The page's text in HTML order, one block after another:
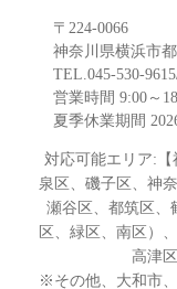
〒224-0066
神奈川県横浜市
TEL.045-530-
営業時間 9:00～
夏季休業期間
対応可能エリア:【
泉区、磯子区、神
瀬谷区、都筑区、
区、緑区、南区）
高津
※その他、大和市